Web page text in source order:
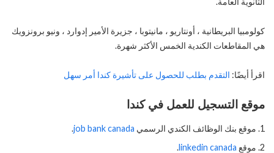
كولومبيا البريطانية ، أونتاريو ، مانيتوبا ، جزيرة الأمير إدوارد ، ونيو برونزويك
هي المقاطعات الكندية الخمس الأكثر شهرة.
اقرأ أيضًا: التقدم بطلب للحصول على تأشيرة كندا أمر سهل
موقع التسجيل للعمل في كندا
موقع بنك الوظائف الكندي الرسمي job bank canada
.
موقع linkedin canada
.